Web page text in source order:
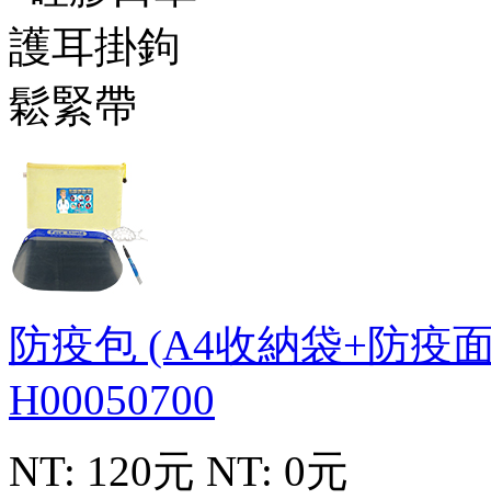
防疫包 (A4收納袋+防疫
H00050700
NT: 120元 NT: 0元